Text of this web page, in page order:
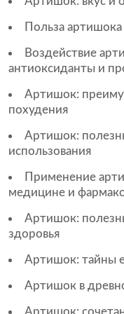
Польза
Воздействие
антиоксиданты и
Артишок:
похудения
Артишок:
использования
Применение
медицине и
Артишок:
здоровья
Артишок: тайны
Артишок в
Артишок: